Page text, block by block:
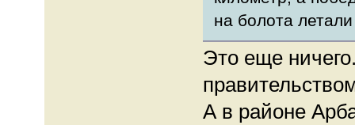
на болота
Это еще
А в районе